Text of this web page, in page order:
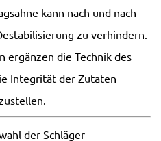
kann nach und nach
zu verhindern.
ergänzen die Technik des
Integrität der Zutaten
der Schläger